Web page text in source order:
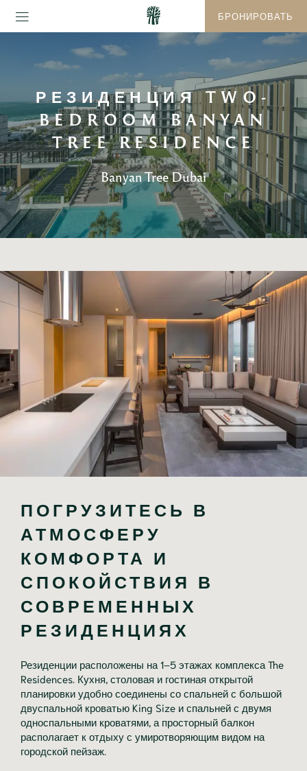
БРОНИРОВАТЬ
РЕЗИДЕНЦИЯ TWO-
BEDROOM BANYAN
TREE RESIDENCE
Banyan Tree Dubai
ПОГРУЗИТЕСЬ В
АТМОСФЕРУ
КОМФОРТА И
СПОКОЙСТВИЯ В
СОВРЕМЕННЫХ
РЕЗИДЕНЦИЯХ
Резиденции расположены на 1–5 этажах комплекса The
Residences. Кухня, столовая и гостиная открытой
планировки удобно соединены со спальней с большой
двуспальной кроватью King Size и спальней с двумя
односпальными кроватями, а просторный балкон
располагает к отдыху с умиротворяющим видом на
городской пейзаж.